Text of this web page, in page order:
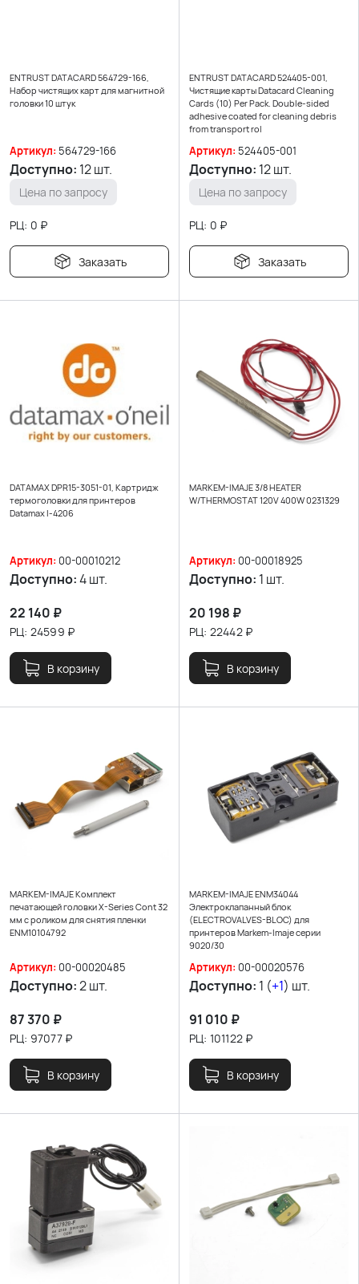
ENTRUST DATACARD 564729-166,
Набор чистящих карт для магнитной
головки 10 штук
Артикул: 564729-166
Доступно: 12 шт.
Цена по запросу
РЦ: 0 ₽
Заказать
ENTRUST DATACARD 524405-001,
Чистящие карты Datacard Cleaning
Cards (10) Per Pack. Double-sided
adhesive coated for cleaning debris
from transport rol
Артикул: 524405-001
Доступно: 12 шт.
Цена по запросу
РЦ: 0 ₽
Заказать
DATAMAX DPR15-3051-01, Картридж
термоголовки для принтеров
Datamax I-4206
Артикул: 00-00010212
Доступно:4 шт.
22 140 ₽
РЦ: 24599 ₽
В корзину
MARKEM-IMAJE 3/8 HEATER
W/THERMOSTAT 120V 400W 0231329
Артикул: 00-00018925
Доступно: 1 шт.
20 198 ₽
РЦ: 22442₽
В корзину
MARKEM-IMAJE Комплект
печатающей головки X-Series Cont 32
мм с роликом для снятия пленки
ENM10104792
Артикул: 00-00020485
Доступно:2 шт.
87 370 ₽
РЦ: 97077₽
В корзину
MARKEM-IMAJE ENM34044
Электроклапанный блок
(ELECTROVALVES-BLOC) для
принтеров Markem-Imaje серии
9020/30
Артикул: 00-00020576
Доступно: 1 (+1) шт.
91 010 ₽
РЦ: 101122 ₽
В корзину